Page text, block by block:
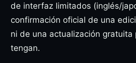
de interfaz limitados (inglés/
confirmación oficial de una
ni de una actualización gratuita
tengan.